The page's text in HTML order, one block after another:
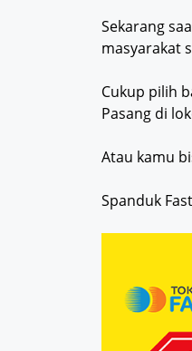
Sekarang
masyarakat
Cukup pilih
Pasang di
Atau kamu
Spanduk